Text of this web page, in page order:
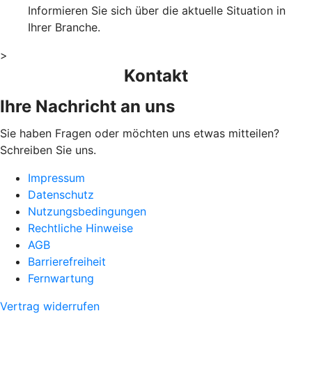
Informieren Sie sich über die aktuelle Situation in
Ihrer Branche.
>
Kontakt
Ihre Nachricht an uns
Sie haben Fragen oder möchten uns etwas mitteilen?
Schreiben Sie uns.
Impressum
Datenschutz
Nutzungsbedingungen
Rechtliche Hinweise
AGB
Barrierefreiheit
Fernwartung
Vertrag widerrufen